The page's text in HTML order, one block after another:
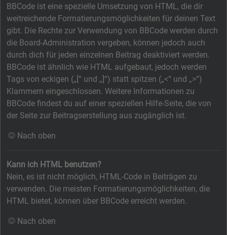
BBCode ist eine spezielle Umsetzung von HTML, die dir
weitreichende Formatierungsmöglichkeiten für deinen Text
gibt. Die Rechte zur Verwendung von BBCode werden durch
die Board-Administration vergeben, können jedoch auch
durch dich für jeden einzelnen Beitrag deaktiviert werden.
BBCode ist ähnlich wie HTML aufgebaut, jedoch werden
Tags von eckigen („[“ und „]“) statt spitzen („<“ und „>“)
Klammern eingeschlossen. Weitere Informationen zu
BBCode findest du auf einer speziellen Hilfe-Seite, die von
der Seite zur Beitragserstellung aus zugänglich ist.
Nach oben
Kann ich HTML benutzen?
Nein, es ist nicht möglich, HTML-Code in Beiträgen zu
verwenden. Die meisten Formatierungsmöglichkeiten, die
HTML bietet, können über BBCode erreicht werden.
Nach oben